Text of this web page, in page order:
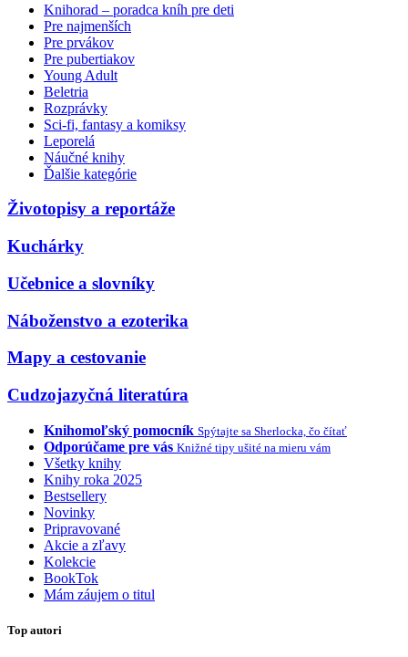
Knihorad – poradca kníh pre deti
Pre najmenších
Pre prvákov
Pre pubertiakov
Young Adult
Beletria
Rozprávky
Sci-fi, fantasy a komiksy
Leporelá
Náučné knihy
Ďalšie kategórie
Životopisy a reportáže
Kuchárky
Učebnice a slovníky
Náboženstvo a ezoterika
Mapy a cestovanie
Cudzojazyčná literatúra
Knihomoľský pomocník Spýtajte sa Sherlocka, čo čítať
Odporúčame pre vás Knižné tipy ušité na mieru vám
Všetky knihy
Knihy roka 2025
Bestsellery
Novinky
Pripravované
Akcie a zľavy
Kolekcie
BookTok
Mám záujem o titul
Top autori